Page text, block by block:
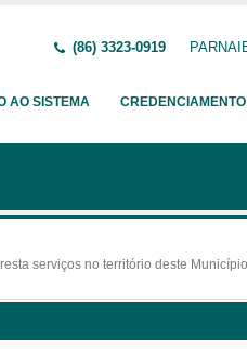
(86) 3323-0919
AO SISTEMA CREDENCIAMENTO
serviços no território deste Município